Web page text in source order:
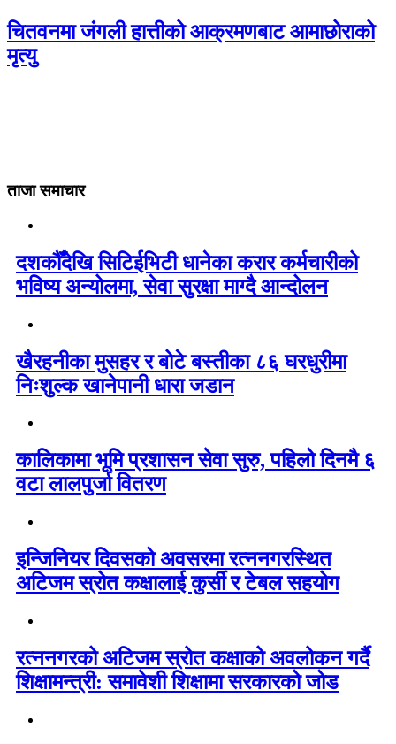
चितवनमा जंगली हात्तीको आक्रमणबाट आमाछोराको
मृत्यु
ताजा समाचार
दशकौँदेखि सिटिईभिटी धानेका करार कर्मचारीको
भविष्य अन्योलमा, सेवा सुरक्षा माग्दै आन्दोलन
खैरहनीका मुसहर र बोटे बस्तीका ८६ घरधुरीमा
निःशुल्क खानेपानी धारा जडान
कालिकामा भूमि प्रशासन सेवा सुरु, पहिलो दिनमै ६
वटा लालपुर्जा वितरण
इन्जिनियर दिवसको अवसरमा रत्ननगरस्थित
अटिजम स्रोत कक्षालाई कुर्सी र टेबल सहयोग
रत्ननगरको अटिजम स्रोत कक्षाको अवलोकन गर्दै
शिक्षामन्त्री: समावेशी शिक्षामा सरकारको जोड